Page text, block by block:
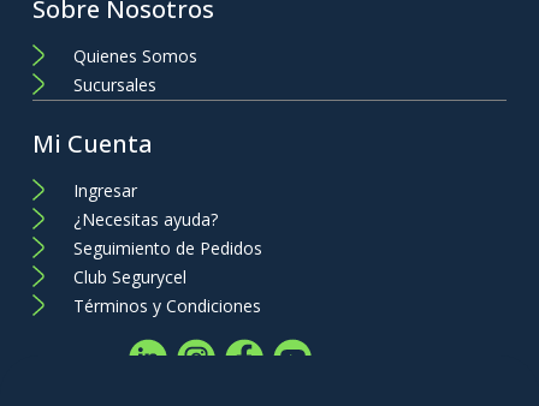
Sobre Nosotros
Quienes Somos
Sucursales
Mi Cuenta
Ingresar
¿Necesitas ayuda?
Seguimiento de Pedidos
Club Segurycel
Términos y Condiciones